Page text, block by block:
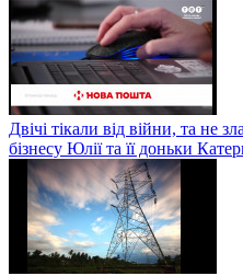
Двічі тікали від війни, та не
бізнесу Юлії та її доньки